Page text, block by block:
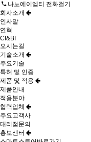
나노에이엠티 전화걸기
회사소개
인사말
연혁
CI&BI
오시는길
기술소개
주요기술
특허 및 인증
제품 및 적용
제품안내
적용분야
협력업체
주요고객사
대리점문의
홍보센터